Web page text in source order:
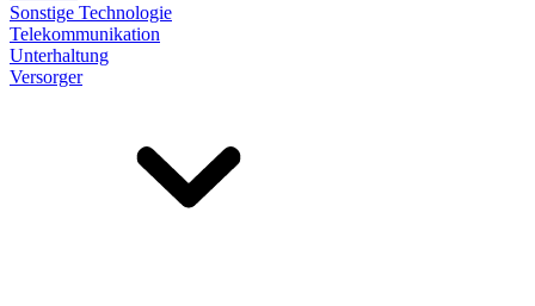
Sonstige Technologie
Telekommunikation
Unterhaltung
Versorger